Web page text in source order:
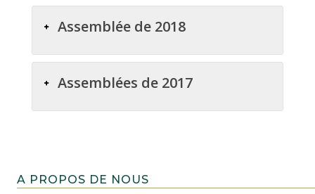
Assemblée de 2018
Assemblées de 2017
A PROPOS DE NOUS